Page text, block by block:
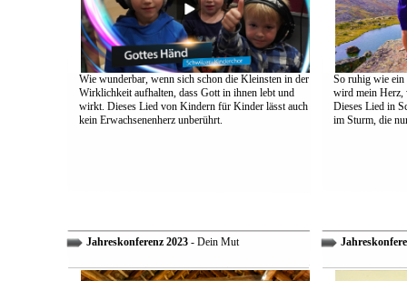
Wie wunderbar, wenn sich schon die Kleinsten in der
Wirklichkeit aufhalten, dass Gott in ihnen lebt und
wirkt. Dieses Lied von Kindern für Kinder lässt auch
kein Erwachsenenherz unberührt.
So ruhig wie ein
wird mein Herz,
Dieses Lied in
im Sturm, die
Jahreskonferenz 2023- Dein Mut